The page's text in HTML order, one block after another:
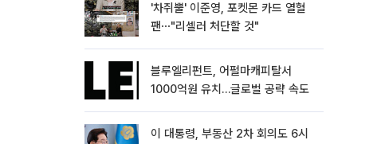
'차쥐뿔' 이준영, 포켓몬 카드 열혈
팬⋯"리셀러 처단할 것"
블루엘리펀트, 어펄마캐피탈서
1000억원 유치…글로벌 공략 속도
이 대통령, 부동산 2차 회의도 6시